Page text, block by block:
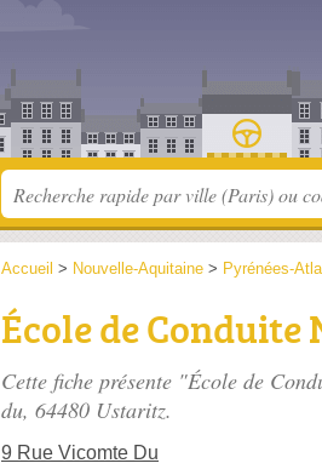
Accueil > Nouvelle-Aquitaine > Pyrénées-
École de Conduite
Cette fiche présente "École de
du, 64480 Ustaritz.
9 Rue Vicomte Du